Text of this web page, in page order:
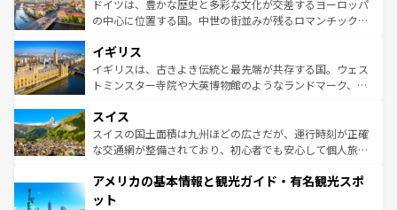
ンテンツ一覧を参照してほしい。
聖堂、美しいビーチ、そして豊かな自然が、訪れる者を心
から魅了する。また、フランスは美食の国としても知ら
いる。シャンパンの発祥地であるランス、プロヴァンスの
香り高いラベンダー畑など、多彩な楽しみ方が可能だ。さ
らに、パリ以外の地域にも魅力が溢れており、どの街角に
れる地方に足を運ぶとそれぞれで全く異なる文化を体験で
きるだろう。 なお、新着のフランス情報はコンテンツ一覧
を参照してほしい。
ドイツは、豊かな歴史と多彩な文化が交差するヨーロッパ
の中心に位置する国。中世の街並みが残るロマンチック街
顔を持つこの国は、どこを歩いても飽きることがない。ベ
ルリンの文化的活気、バイエルン州のアルプスの絶景、そ
してライン川沿いのワイン畑といった風景は必見。ビール
は、お酒好きな人にはぜひ体験してほしい。 なお、新着の
ドイツ情報はコンテンツ一覧を参照してほしい。
イギリス
イギリスは、古きよき伝統と最先端が共存する国。ウェス
トミンスター寺院や大英博物館のようなランドマーク、歴
リアごとに異なる魅力がある。また、優雅なアフタヌーン
ティー、ビール好きにはたまらない英国パブ、サッカー観
戦など、本場だからこそできる体験も豊富。イギリスを旅
ンツ一覧を参照してほしい。
スイス
スイスの国土面積は九州ほどの広さだが、運行時刻が正確
な交通網が整備されており、初心者でも安心して個人旅行
の建物がそのまま残る町や、スイスならではのユニークな
博物館もあり、アルプス観光だけでなく町歩きも満喫する
アメリカの基本情報と観光ガイド・有名観光スポ
ット